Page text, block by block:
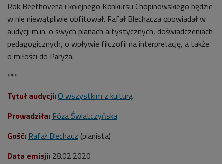
Rok Beethovena i kolejnego Konkursu Chopinowskiego będzie
w nie niewątpliwie obfitował. Rafał Blechacza opowiadał w
audycji m.in. o swych planach artystycznych, doświadczeniach
pedagogicznych, o wpływie filozofii na interpretację, a także
o miłości do Paryża.
***
Tytuł audycji: O wszystkim z kulturą
Prowadziła: Róża Światczyńska
Gość: Rafał Blechacz (pianista)
Data emisji: 28.02.2020